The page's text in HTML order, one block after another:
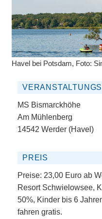
Havel bei Potsdam, Foto:
MS Bismarckhöhe
Am Mühlenberg
14542 Werder (Havel)
PREIS
Preise: 23,00 Euro ab
Resort Schwielowsee,
50%, Kinder bis 6
fahren gratis.